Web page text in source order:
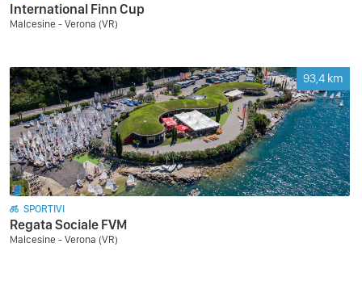
International Finn Cup
Malcesine - Verona (VR)
93,4 km
SPORTIVI
Regata Sociale FVM
Malcesine - Verona (VR)